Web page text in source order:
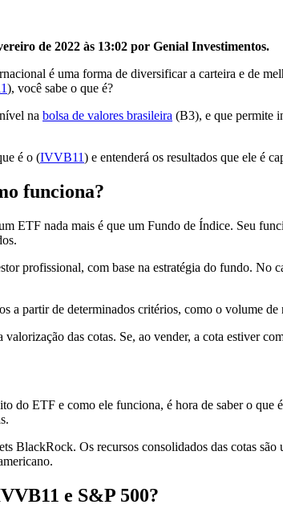
de 2022 às 13:02 por Genial Investimentos.
é uma forma de diversificar a carteira e de
), você sabe o que é?
na bolsa de valores brasileira (B3), e que permite
é o (IVVB11) e entenderá os resultados que ele é
funciona?
ETF nada mais é que um Fundo de Índice. Seu
profissional, com base na estratégia do fundo.
a partir de determinados critérios, como o volume
das cotas. Se, ao vender, a cota estiver
do ETF e como ele funciona, é hora de saber o que
BlackRock. Os recursos consolidados das cotas
e S&P 500?